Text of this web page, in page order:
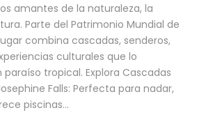
amantes de la naturaleza, la
Parte del Patrimonio Mundial de
combina cascadas, senderos,
culturales que lo
tropical. Explora Cascadas
Falls: Perfecta para nadar,
piscinas...